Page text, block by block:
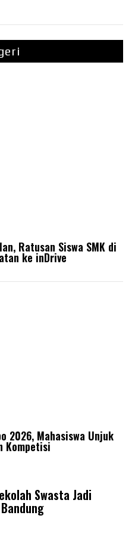
Ratusan Siswa SMK di
ke inDrive
2026, Mahasiswa Unjuk
Kompetisi
Swasta Jadi